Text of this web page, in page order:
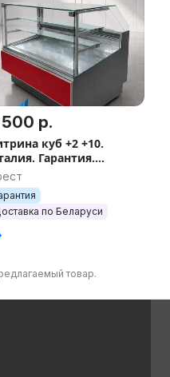
р.
куб +2 +10.
Гарантия.
по Беларуси
товар.